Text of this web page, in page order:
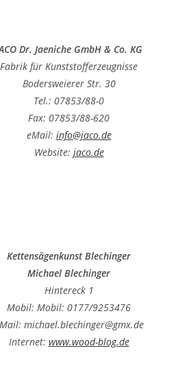
Dr. Jaeniche GmbH & Co. KG
Fabrik für Kunststofferzeugnisse
Bodersweierer Str. 30
Tel.: 07853/88-0
Fax: 07853/88-620
eMail: info@jaco.de
Website: jaco.de
Kettensägenkunst Blechinger
Michael Blechinger
Hintereck 1
Mobil: Mobil: 0177/9253476
michael.blechinger@gmx.de
Internet: www.wood-blog.de